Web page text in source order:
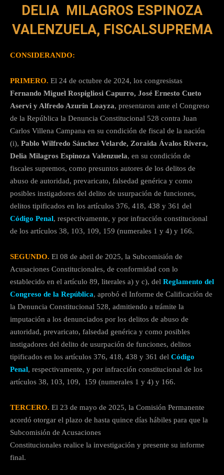
DELIA MILAGROS ESPINOZA
VALENZUELA, FISCALSUPREMA
CONSIDERANDO:
PRIMERO. El 24 de octubre de 2024, los congresistas
Fernando Miguel Rospigliosi Capurro, José Ernesto Cueto
Aservi y Alfredo Azurín Loayza, presentaron ante el Congreso
de la República la Denuncia Constitucional 528 contra Juan
Carlos Villena Campana en su condición de fiscal de la nación
(i), Pablo Wilfredo Sánchez Velarde, Zoraida Ávalos Rivera,
Delia Milagros Espinoza Valenzuela, en su condición de
fiscales supremos, como presuntos autores de los delitos de
abuso de autoridad, prevaricato, falsedad genérica y como
posibles instigadores del delito de usurpación de funciones,
delitos tipificados en los artículos 376, 418, 438 y 361 del
Código Penal, respectivamente, y por infracción constitucional
de los artículos 38, 103, 109, 159 (numerales 1 y 4) y 166.
SEGUNDO. El 08 de abril de 2025, la Subcomisión de
Acusaciones Constitucionales, de conformidad con lo
establecido en el artículo 89, literales a) y c), del Reglamento del
Congreso de la República, aprobó el Informe de Calificación de
la Denuncia Constitucional 528, admitiendo a trámite la
imputación a los denunciados por los delitos de abuso de
autoridad, prevaricato, falsedad genérica y como posibles
instigadores del delito de usurpación de funciones, delitos
tipificados en los artículos 376, 418, 438 y 361 del Código
Penal, respectivamente, y por infracción constitucional de los
artículos 38, 103, 109, 159 (numerales 1 y 4) y 166.
TERCERO. El 23 de mayo de 2025, la Comisión Permanente
acordó otorgar el plazo de hasta quince días hábiles para que la
Subcomisión de Acusaciones
Constitucionales realice la investigación y presente su informe
final.